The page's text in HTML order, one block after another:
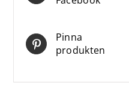
Pinna
produkten